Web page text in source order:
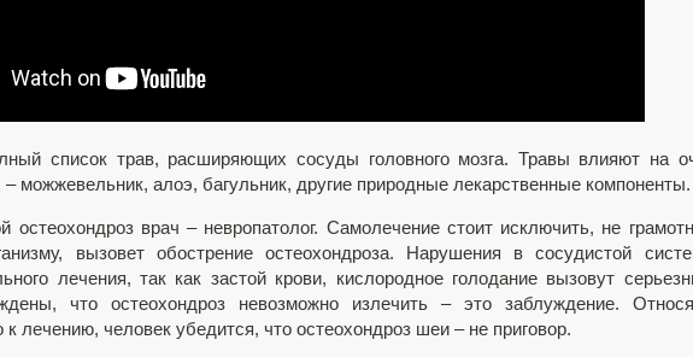
список трав, расширяющих сосуды головного мозга. Травы влияют на
– можжевельник, алоэ, багульник, другие природные лекарственные компоненты.
остеохондроз врач – невропатолог. Самолечение стоит исключить, не
вызовет обострение остеохондроза. Нарушения в сосудистой
лечения, так как застой крови, кислородное голодание вызовут
что остеохондроз невозможно излечить – это заблуждение.
к лечению, человек убедится, что остеохондроз шеи – не приговор.